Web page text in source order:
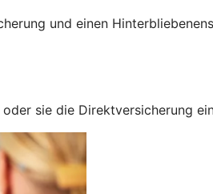
und einen
sie die Direktversicherung